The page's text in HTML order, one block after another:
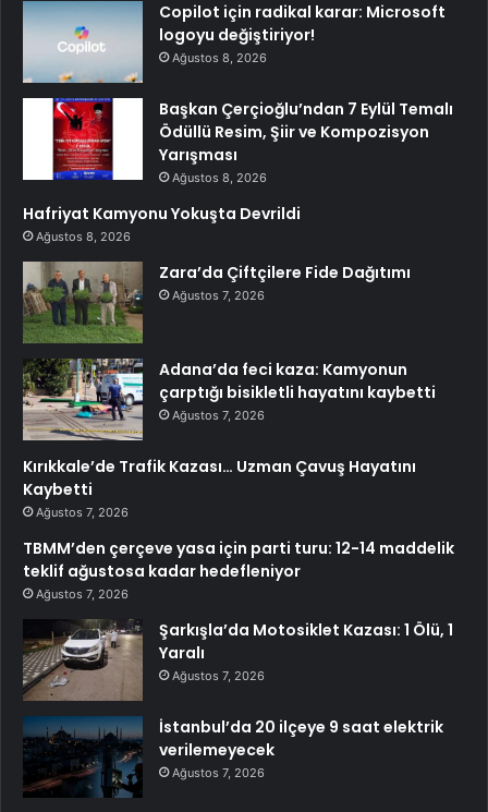
Copilot için radikal karar: Microsoft
logoyu değiştiriyor!
Ağustos 8, 2026
Başkan Çerçioğlu’ndan 7 Eylül Temalı
Ödüllü Resim, Şiir ve Kompozisyon
Yarışması
Ağustos 8, 2026
Hafriyat Kamyonu Yokuşta Devrildi
Ağustos 8, 2026
Zara’da Çiftçilere Fide Dağıtımı
Ağustos 7, 2026
Adana’da feci kaza: Kamyonun
çarptığı bisikletli hayatını kaybetti
Ağustos 7, 2026
Kırıkkale’de Trafik Kazası… Uzman Çavuş Hayatını
Kaybetti
Ağustos 7, 2026
TBMM’den çerçeve yasa için parti turu: 12-14 maddelik
teklif ağustosa kadar hedefleniyor
Ağustos 7, 2026
Şarkışla’da Motosiklet Kazası: 1 Ölü, 1
Yaralı
Ağustos 7, 2026
İstanbul’da 20 ilçeye 9 saat elektrik
verilemeyecek
Ağustos 7, 2026